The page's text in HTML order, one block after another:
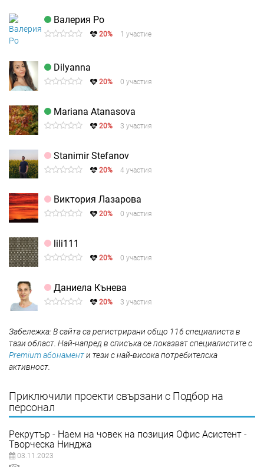
Валерия Ро
20% 1 участие
Dilyanna
20% 0 участия
Mariana Atanasova
20% 3 участия
Stanimir Stefanov
20% 4 участия
Виктория Лазарова
20% 0 участия
lili111
20% 0 участия
Даниела Кънева
20% 3 участия
Забележка: В сайта са регистрирани общо 116 специалиста в
тази област. Най-напред в списъка се показват специалистите с
Premium абонаменти тези с най-висока потребителска
активност.
Приключили проекти свързани с Подбор на
персонал
Рекрутър - Наем на човек на позиция Офис Асистент -
Творческа Нинджа
03.11.2023